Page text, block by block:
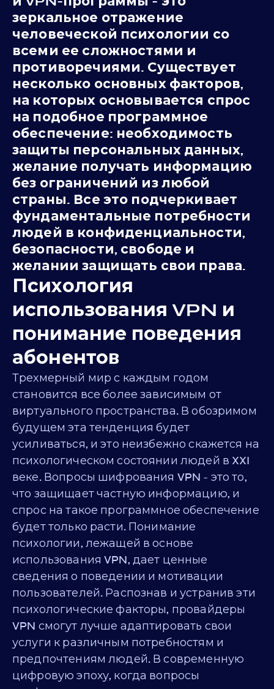
зеркальное отражение
человеческой психологии со
всеми ее сложностями и
противоречиями. Существует
несколько основных факторов,
на которых основывается спрос
на подобное программное
обеспечение: необходимость
защиты персональных данных,
желание получать информацию
без ограничений из любой
страны. Все это подчеркивает
фундаментальные потребности
людей в конфиденциальности,
безопасности, свободе и
желании защищать свои права.
Психология
использования VPN и
понимание поведения
абонентов
Трехмерный мир с каждым годом
становится все более зависимым от
виртуального пространства. В обозримом
будущем эта тенденция будет
усиливаться, и это неизбежно скажется на
психологическом состоянии людей в XXI
веке. Вопросы шифрования VPN - это то,
что защищает частную информацию, и
спрос на такое программное обеспечение
будет только расти. Понимание
психологии, лежащей в основе
использования VPN, дает ценные
сведения о поведении и мотивации
пользователей. Распознав и устранив эти
психологические факторы, провайдеры
VPN смогут лучше адаптировать свои
услуги к различным потребностям и
предпочтениям людей. В современную
цифровую эпоху, когда вопросы